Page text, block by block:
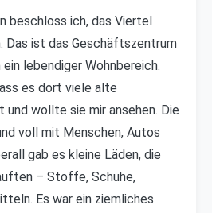
beschloss ich, das Viertel
Das ist das Geschäftszentrum
ein lebendiger Wohnbereich.
es dort viele alte
und wollte sie mir ansehen. Die
voll mit Menschen, Autos
gab es kleine Läden, die
– Stoffe, Schuhe,
Es war ein ziemliches